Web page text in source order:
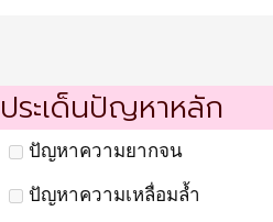
ประเด็นปัญหาหลัก
ปัญหาความยากจน
ปัญหาความเหลื่อมล้ำ